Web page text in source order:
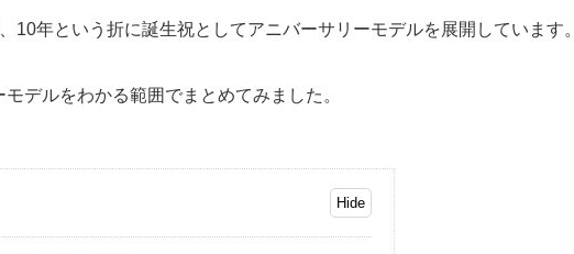
10年という折に誕生祝としてアニバーサリーモデルを展開しています。
デルをわかる範囲でまとめてみました。